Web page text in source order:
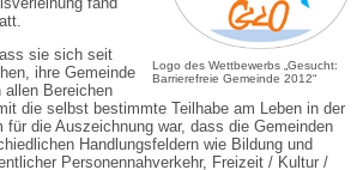
Logo des Wettbewerbs „Gesucht:
Barrierefreie Gemeinde 2012“
sie sich seit
ihre Gemeinde
allen Bereichen
die selbst bestimmte Teilhabe am Leben in der
die Auszeichnung war, dass die Gemeinden
Handlungsfeldern wie Bildung und
Personennahverkehr, Freizeit / Kultur /